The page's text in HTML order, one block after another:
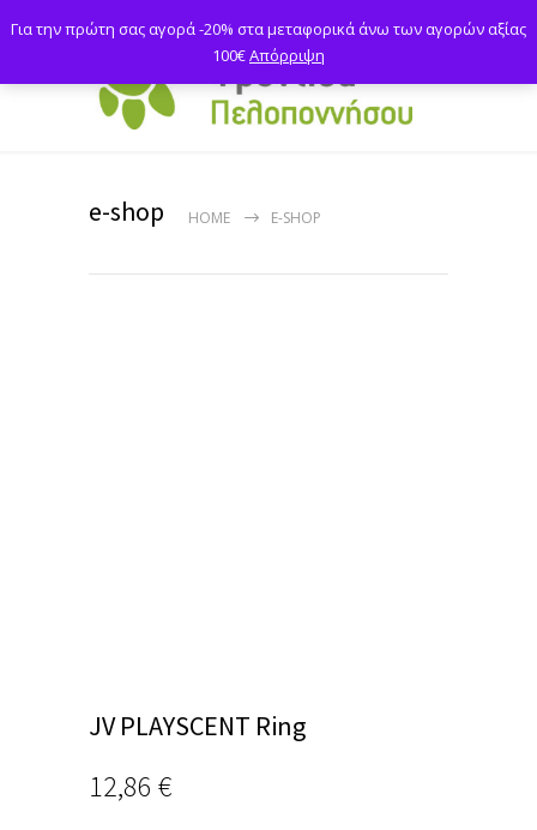
e-shop HOME E-SHOP
JV PLAYSCENT Ring
12,86 €
Για την πρώτη σας αγορά -20% στα μεταφορικά άνω των αγορών αξίας
100€Απόρριψη